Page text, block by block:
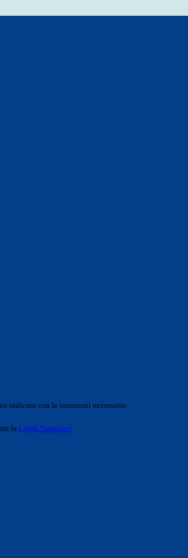
indicato con le istruzioni necessarie.
la Login Spaggiari